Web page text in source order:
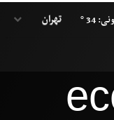
34 °